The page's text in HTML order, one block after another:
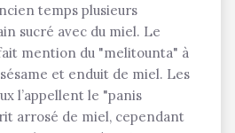
temps plusieurs
sucré avec du miel. Le
mention du "melitounta" à
et enduit de miel. Les
l’appellent le "panis
arrosé de miel, cependant